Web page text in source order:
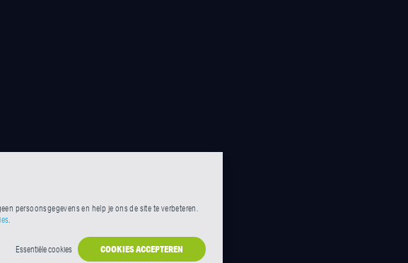
persoonsgegevens en help je ons de site te verbeteren.
.
COOKIES ACCEPTEREN
Essentiële cookies